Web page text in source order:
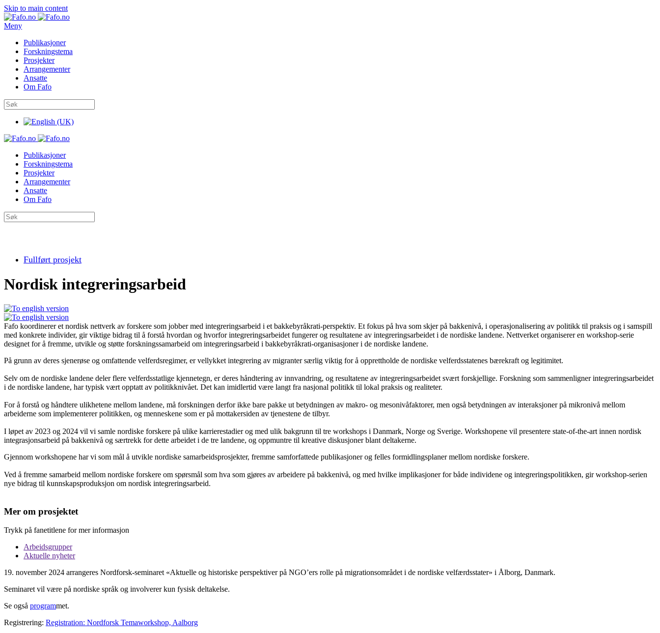
Skip to main content
Meny
Publikasjoner
Forskningstema
Prosjekter
Arrangementer
Ansatte
Om Fafo
Publikasjoner
Forskningstema
Prosjekter
Arrangementer
Ansatte
Om Fafo
Fullført prosjekt
Nordisk integreringsarbeid
Fafo koordinerer et nordisk nettverk av forskere som jobber med integreringsarbeid i et bakkebyråkrati-perspektiv. Et fokus på hva som skjer på bakkenivå, i operasjonalisering av politikk til praksis og i samspill
med konkrete individer, gir viktige bidrag til å forstå hvordan og hvorfor integreringsarbeidet fungerer og resultatene av integreringsarbeidet i de nordiske landene. Nettverket organiserer en workshop-serie
designet for å fremme, utvikle og støtte forskningssamarbeid om integreringsarbeid i bakkebyråkrati-organisasjoner i de nordiske landene.
På grunn av deres sjenerøse og omfattende velferdsregimer, er vellykket integrering av migranter særlig viktig for å opprettholde de nordiske velferdsstatenes bærekraft og legitimitet.
Selv om de nordiske landene deler flere velferdsstatlige kjennetegn, er deres håndtering av innvandring, og resultatene av integreringsarbeidet svært forskjellige. Forskning som sammenligner integreringsarbeidet
i de nordiske landene, har typisk vært opptatt av politikknivået. Det kan imidlertid være langt fra nasjonal politikk til lokal praksis og realiteter.
For å forstå og håndtere ulikhetene mellom landene, må forskningen derfor ikke bare pakke ut betydningen av makro- og mesonivåfaktorer, men også betydningen av interaksjoner på mikronivå mellom
arbeiderne som implementerer politikken, og menneskene som er på mottakersiden av tjenestene de tilbyr.
I løpet av 2023 og 2024 vil vi samle nordiske forskere på ulike karrierestadier og med ulik bakgrunn til tre workshops i Danmark, Norge og Sverige. Workshopene vil presentere state-of-the-art innen nordisk
integrasjonsarbeid på bakkenivå og særtrekk for dette arbeidet i de tre landene, og oppmuntre til kreative diskusjoner blant deltakerne.
Gjennom workshopene har vi som mål å utvikle nordiske samarbeidsprosjekter, fremme samforfattede publikasjoner og felles formidlingsplaner mellom nordiske forskere.
Ved å fremme samarbeid mellom nordiske forskere om spørsmål som hva som gjøres av arbeidere på bakkenivå, og med hvilke implikasjoner for både individene og integreringspolitikken, gir workshop-serien
nye bidrag til kunnskapsproduksjon om nordisk integreringsarbeid.
Mer om prosjektet
Trykk på fanetitlene for mer informasjon
Arbeidsgrupper
Aktuelle nyheter
19. november 2024 arrangeres Nordforsk-seminaret «Aktuelle og historiske perspektiver på NGO’ers rolle på migrationsområdet i de nordiske velfærdsstater» i Ålborg, Danmark.
Seminaret vil være på nordiske språk og involverer kun fysisk deltakelse.
Se også programmet.
Registrering: Registration: Nordforsk Temaworkshop, Aalborg